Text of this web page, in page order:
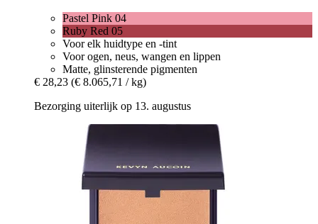
Pastel Pink 04
Ruby Red 05
Voor elk huidtype en -tint
Voor ogen, neus, wangen en lippen
Matte, glinsterende pigmenten
€ 28,23 (€ 8.065,71 / kg)
Bezorging uiterlijk op 13. augustus